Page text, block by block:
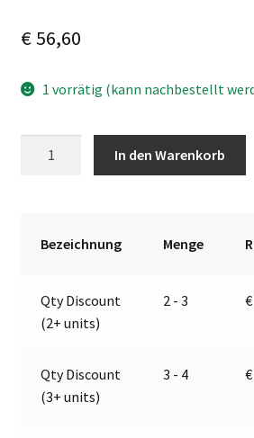
€56,60
1 vorrätig (kann nachbestellt
E13-
13255
EMC
In den Warenkorb
r
t
e
Bezeichnung Menge
Qty Discount
(2+ units)
2 - 3 €
Qty Discount
(3+ units)
3 - 4 €